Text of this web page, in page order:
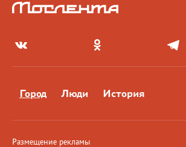
Город Люди История
Размещение рекламы